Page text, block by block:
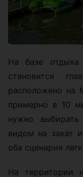
На базе отдыха
становится
расположено
примерно в 10
нужно
видом на закат
оба сценария
На территории